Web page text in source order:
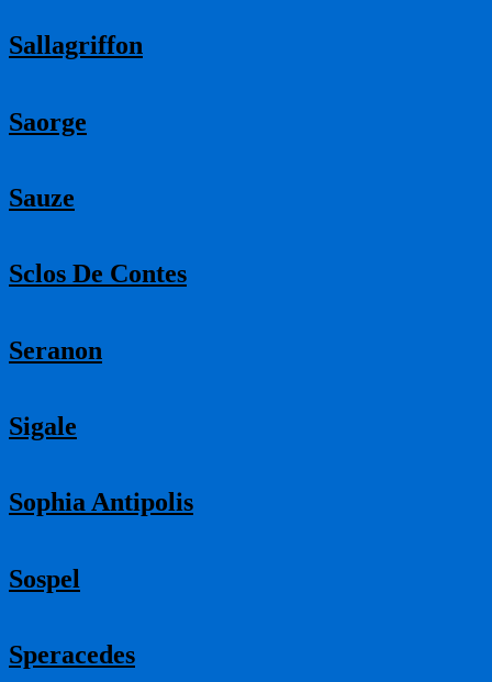
Sallagriffon
Saorge
Sauze
Sclos De Contes
Seranon
Sigale
Sophia Antipolis
Sospel
Speracedes